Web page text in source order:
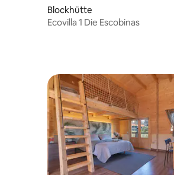
Blockhütte
Ecovilla 1 Die Escobinas